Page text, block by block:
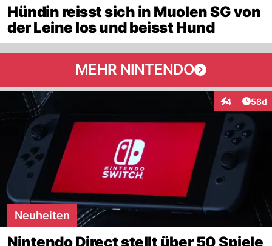
Hündin reisst sich in Muolen SG von
der Leine los und beisst Hund
MEHR NINTENDO
4
Interaktionen
58d
Neuheiten
Nintendo Direct stellt über 50 Spiele